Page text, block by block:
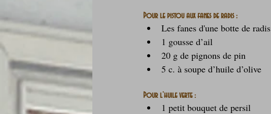
Pour le pistou aux fanes de radis :
Les fanes d'une botte de radis
1 gousse d’ail
20 g de pignons de pin
5 c. à soupe d’huile d’olive
Pour l’huile verte :
1 petit bouquet de persil